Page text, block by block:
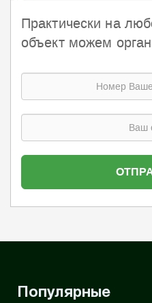
Практически на
объект можем
Популярные